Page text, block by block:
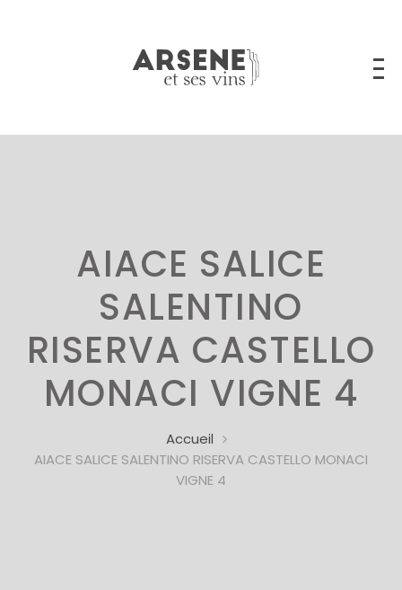
AIACE SALICE
SALENTINO
RISERVA CASTELLO
MONACI VIGNE 4
Accueil
AIACE SALICE SALENTINO RISERVA CASTELLO MONACI
VIGNE 4